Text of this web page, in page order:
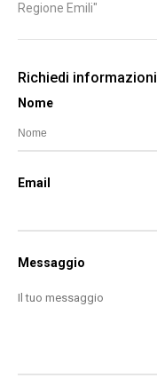
Regione Emili"
Richiedi informazioni
Nome
Email
Messaggio